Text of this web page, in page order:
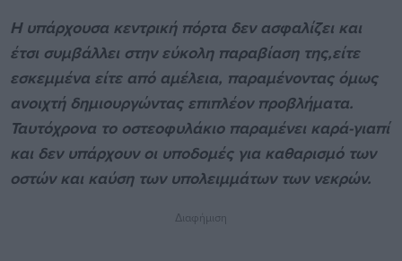
Η υπάρχουσα κεντρική πόρτα δεν ασφαλίζει και
έτσι συμβάλλει στην εύκολη παραβίαση της,είτε
εσκεμμένα είτε από αμέλεια, παραμένοντας όμως
ανοιχτή δημιουργώντας επιπλέον προβλήματα.
Ταυτόχρονα το οστεοφυλάκιο παραμένει καρά-γιαπί
και δεν υπάρχουν οι υποδομές για καθαρισμό των
οστών και καύση των υπολειμμάτων των νεκρών.
Διαφήμιση